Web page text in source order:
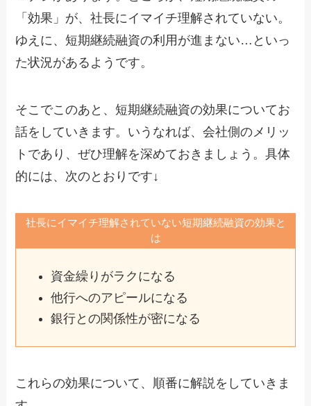
「効果」が、社長にイマイチ理解されていない。
ゆえに、短期継続融資の利用が進まない…といっ
た状況があるようです。
そこでこのあと、短期継続融資の効果についてお
話をしていきます。いうなれば、会社側のメリッ
トであり、ぜひ理解を深めておきましょう。具体
的には、次のとおりです↓
社長にイマイチ理解されていない短期継続融資の効果と
は
資金繰りがラクになる
他行へのアピールになる
銀行との関係性が密になる
これらの効果について、順番に解説をしていきま